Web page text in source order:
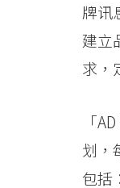
牌讯
建立
求，
「
划，
包括